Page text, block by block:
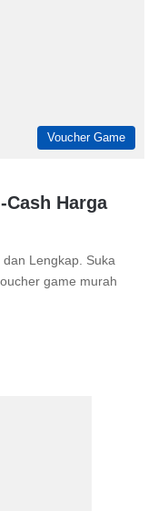
Voucher Game
Cash Harga
Lengkap. Suka
game murah